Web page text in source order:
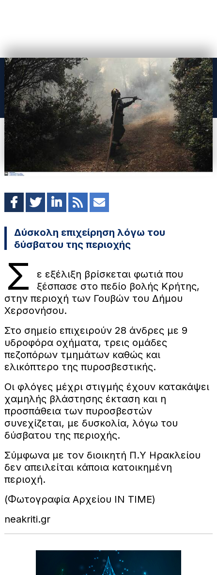
Δύσκολη επιχείρηση λόγω του
δύσβατου της περιοχής
Σ
ε εξέλιξη βρίσκεται φωτιά που
ξέσπασε στο πεδίο βολής Κρήτης,
στην περιοχή των Γουβών του Δήμου
Χερσονήσου.
Στο σημείο επιχειρούν 28 άνδρες με 9
υδροφόρα οχήματα, τρεις ομάδες
πεζοπόρων τμημάτων καθώς και
ελικόπτερο της πυροσβεστικής.
Οι φλόγες μέχρι στιγμής έχουν κατακάψει
χαμηλής βλάστησης έκταση και η
προσπάθεια των πυροσβεστών
συνεχίζεται, με δυσκολία, λόγω του
δύσβατου της περιοχής.
Σύμφωνα με τον διοικητή Π.Υ Ηρακλείου
δεν απειλείται κάποια κατοικημένη
περιοχή.
(Φωτογραφία Αρχείου IN TIME)
neakriti.gr